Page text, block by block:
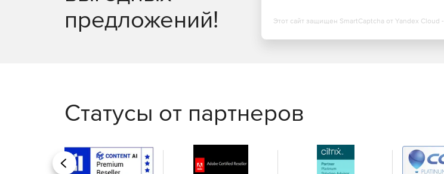
предложений!
Этот сайт защищен SmartCaptcha от Yandex Cloud -
Статусы от партнеров
Назад